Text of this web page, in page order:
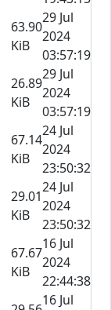
63.90
KiB
29 Jul
2024
03:57:19
26.89
KiB
29 Jul
2024
03:57:19
67.14
KiB
24 Jul
2024
23:50:32
29.01
KiB
24 Jul
2024
23:50:32
67.67
KiB
16 Jul
2024
22:44:38
16 Jul